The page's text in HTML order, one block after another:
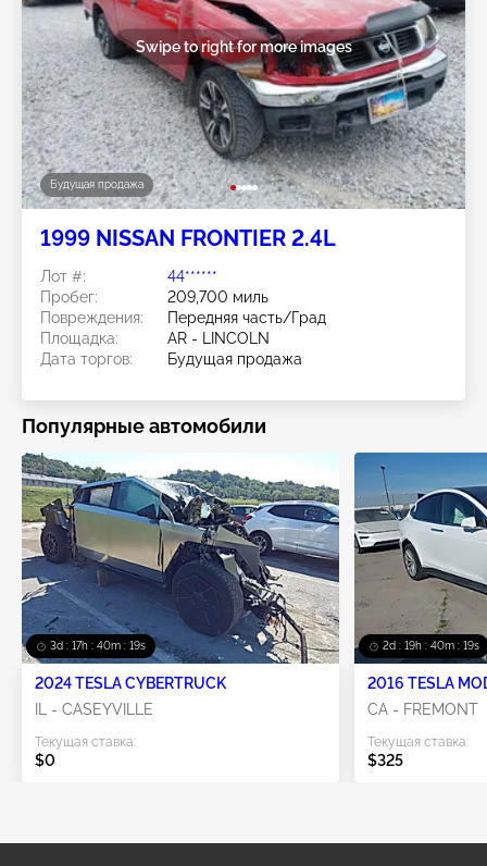
Будущая продажа
Swipe to right for more images
1999 NISSAN FRONTIER 2.4L
Лот #:
44******
Пробег:
209,700 миль
Повреждения:
Передняя часть/Град
Площадка:
AR - LINCOLN
Дата торгов:
Будущая продажа
Популярные автомобили
3d : 17h : 40m : 17s
2024 TESLA CYBERTRUCK
IL - CASEYVILLE
Текущая ставка:
$0
2d : 19h : 40m : 17s
2016 TESLA
CA - FREMONT
Текущая ставка:
$325